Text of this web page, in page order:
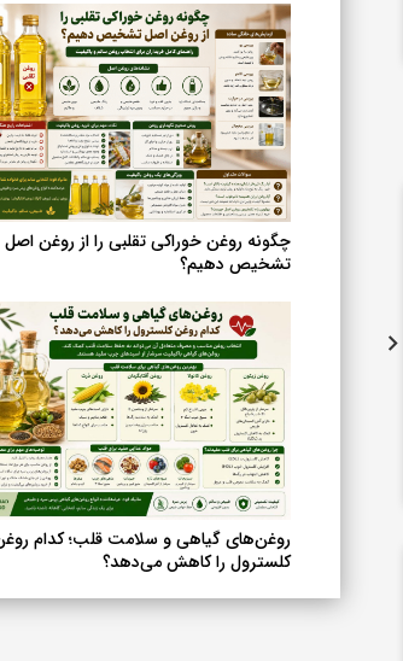
آشنایی کامل با آزمایش کلسترول | تفسیر
آزمایش کلسترول خون
دستور پخت
چگونه روغن خوراکی تقلبی را از روغن اصل
تشخیص دهیم؟
روغن‌های گیاهی و سلامت قلب؛ کدام
کلسترول را کاهش می‌دهد؟